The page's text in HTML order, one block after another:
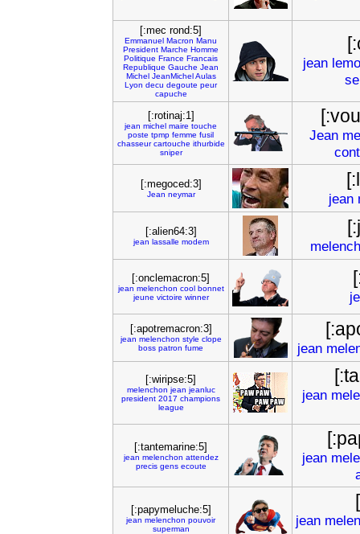
[:mec rond:5]
Emmanuel Macron Manu
President Marche Homme
Politique France Francais
Republique Gauche Jean
Michel JeanMichel Aulas
Lyon decu degoute peur
capuche
jean
[:rotinaj:1]
jean michel maire touche
poste tpmp femme fusil
chasseur cartouche ithurbide
sniper
Jean
[:megoced:3]
Jean neymar jean
[:alien64:3]
jean lassalle modem
[:onclemacron:5]
jean melenchon cool bonnet
jeune victoire winner
[:apotremacron:3]
jean melenchon style clope
boss patron fume jean
[:wiripse:5]
melenchon jean jeanluc
president 2017 champions
league
jean
[:tantemarine:5]
jean melenchon attendez
precis gens ecoute
jean
[:papymeluche:5]
jean melenchon pouvoir
superman
jean